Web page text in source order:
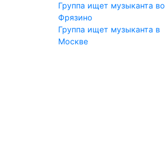
Группа ищет музыканта во
Фрязино
Группа ищет музыканта в
Москве